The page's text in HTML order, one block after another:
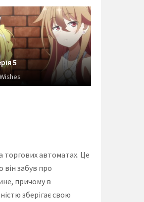
5
торгових автоматах. Це
він забув про
причому в
зберігає свою